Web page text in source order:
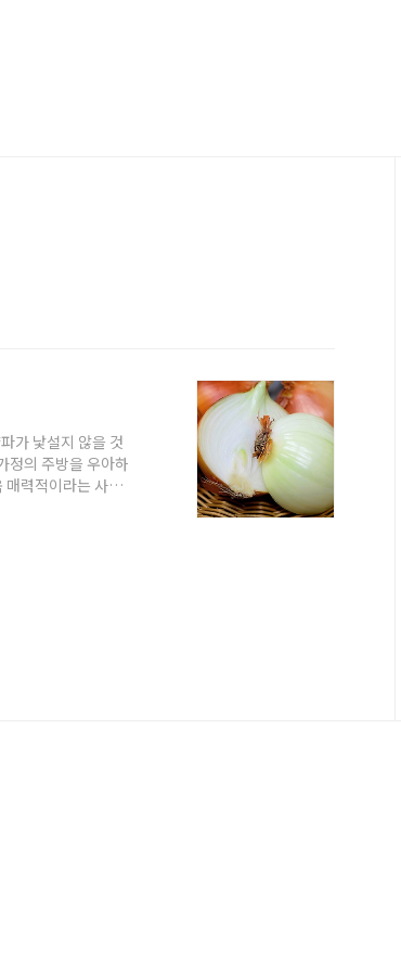
가 낯설지 않을 것
정의 주방을 우아하
매력적이라는 사실
체중 관리 혜택까지
틴'이라는 귀중한